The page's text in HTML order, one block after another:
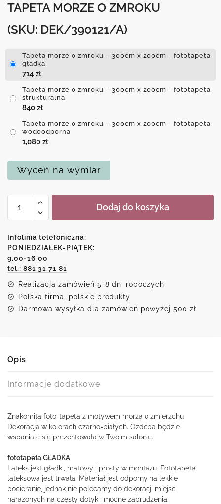
TAPETA MORZE O ZMROKU
(SKU: DEK/390121/A)
Tapeta morze o zmroku – 300cm x 200cm - fototapeta
gładka
714 zł
Tapeta morze o zmroku – 300cm x 200cm - fototapeta
strukturalna
840 zł
Tapeta morze o zmroku – 300cm x 200cm - fototapeta
wodoodporna
1,080 zł
Wyceń na wymiar
Tapeta
o
zmroku
Dodaj do koszyka
Infolinia telefoniczna:
PONIEDZIAŁEK-PIĄTEK:
9.00-16.00
tel.: 881 31 71 81
Realizacja zamówień 5-8 dni roboczych
Polska firma, polskie produkty
Darmowa wysyłka dla zamówień powyżej 500 zł
Opis
Informacje dodatkowe
Znakomita foto-tapeta z motywem morza o zmierzchu.
Dekoracja w kolorach czarno-białych. Ozdoba będzie
wspaniale się prezentowała w Twoim salonie.
fototapeta GŁADKA
Lateks jest gładki, matowy i prosty w montażu. Fototapeta
lateksowa jest trwała. Materiał jest odporny na lekkie
pocieranie, jednak nie polecamy do dekoracji miejsc
narażonych na częsty dotyk i mocne zabrudzenia.